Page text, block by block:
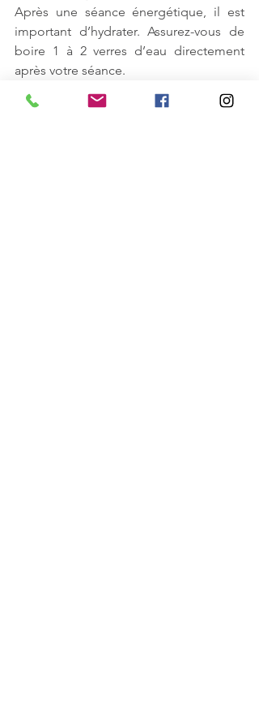
Après une séance énergétique, il est
important d’hydrater. Assurez-vous de
boire 1 à 2 verres d’eau directement
après votre séance.
Manger au besoin